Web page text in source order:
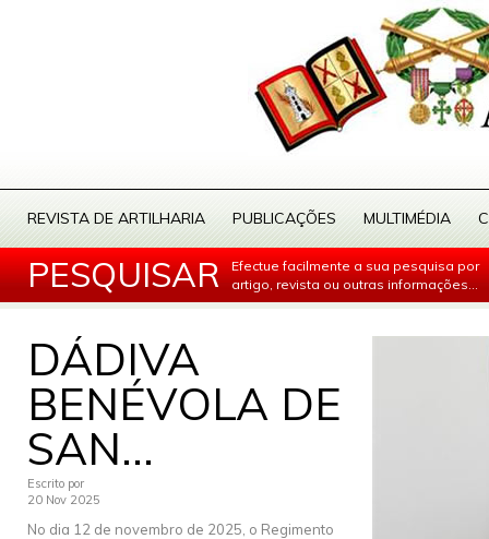
REVISTA DE ARTILHARIA PUBLICAÇÕES MULTIMÉDIA
PESQUISAR
Efectue facilmente a sua pesquisa por
artigo, revista ou outras informações...
DÁDIVA
BENÉVOLA DE
SAN...
Escrito por
20 Nov 2025
No dia 12 de novembro de 2025, o Regimento